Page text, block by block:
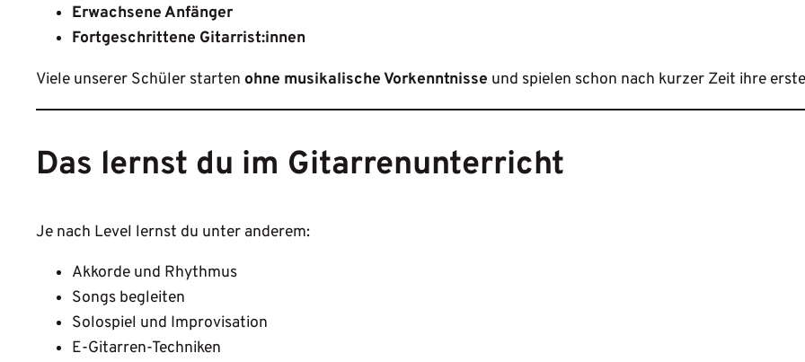
Erwachsene Anfänger
Fortgeschrittene Gitarrist:innen
Viele unserer Schüler starten ohne musikalische Vorkenntnisse und spielen schon nach kurzer Zeit ihre
Das lernst du im Gitarrenunterricht
Je nach Level lernst du unter anderem:
Akkorde und Rhythmus
Songs begleiten
Solospiel und Improvisation
E-Gitarren-Techniken